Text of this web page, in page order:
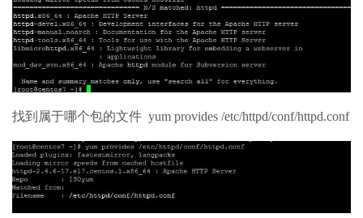
找到属于哪个包的文件 yum provides /etc/httpd/conf/httpd.conf